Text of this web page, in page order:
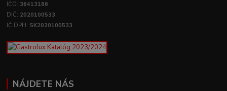
IČO: 36413186
DIČ: 2020100533
IČ DPH: SK2020100533
NÁJDETE NÁS